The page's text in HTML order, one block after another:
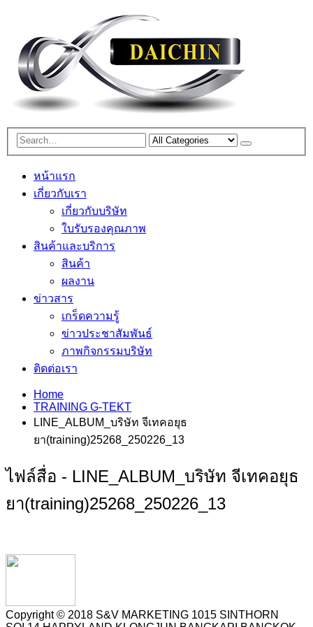
หน้าแรก
เกี่ยวกับเรา
เกี่ยวกับบริษัท
ใบรับรองคุณภาพ
สินค้าและบริการ
สินค้า
ผลงาน
ข่าวสาร
เกร็ดความรู้
ข่าวประชาสัมพันธ์
ภาพกิจกรรมบริษัท
ติดต่อเรา
Home
TRAINING G-TEKT
LINE_ALBUM_บริษัท จีเทคอยุธ
ยา(training)25268_250226_13
ไฟล์สื่อ - LINE_ALBUM_บริษัท จีเทคอยุธ
ยา(training)25268_250226_13
Copyright © 2018 S&V MARKETING 1015 SINTHORN